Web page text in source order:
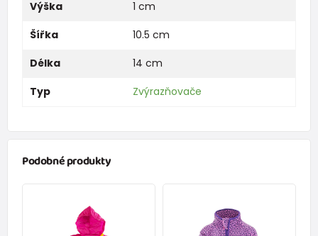
Výška
1 cm
Šířka
10.5 cm
Délka
14 cm
Typ
Zvýrazňovače
Podobné produkty